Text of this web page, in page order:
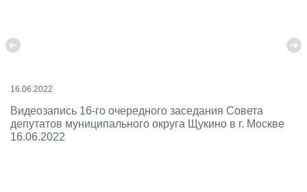
16.06.2022
Видеозапись 16-го очередного заседания Совета
депутатов муниципального округа Щукино в г. Москве
16.06.2022